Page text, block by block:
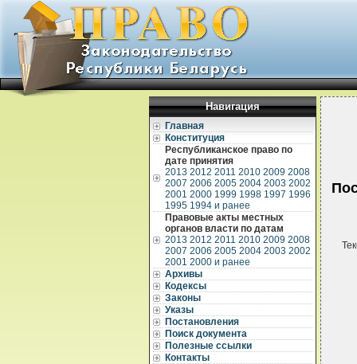
Навигация
Главная
Конституция
Республиканское право по
дате принятия
2013 2012 2011 2010 2009 2008
2007 2006 2005 2004 2003 2002
2001 2000 1999 1998 1997 1996
1995 1994 и ранее
Правовые акты местных
органов власти по датам
2013 2012 2011 2010 2009 2008
2007 2006 2005 2004 2003 2002
2001 2000 и ранее
Архивы
Кодексы
Законы
Указы
Постановления
Поиск документа
Полезные ссылки
Контакты